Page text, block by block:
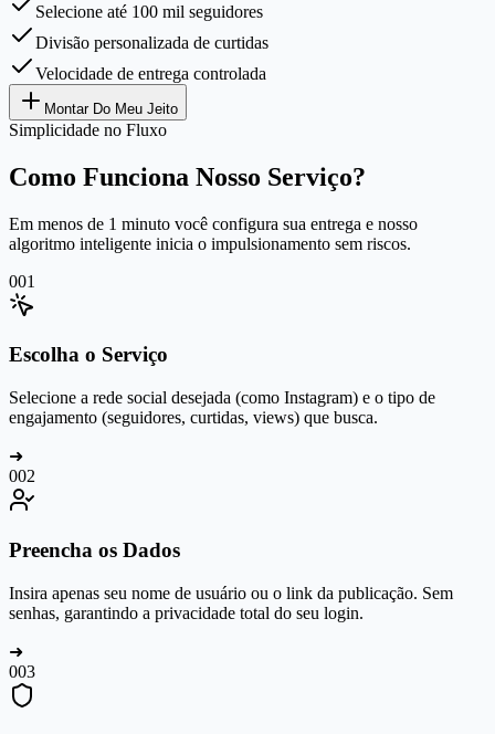
Selecione até 100 mil seguidores
Divisão personalizada de curtidas
Velocidade de entrega controlada
Montar Do Meu Jeito
Simplicidade no Fluxo
Como Funciona Nosso Serviço?
Em menos de 1 minuto você configura sua entrega e nosso
algoritmo inteligente inicia o impulsionamento sem riscos.
001
Escolha o Serviço
Selecione a rede social desejada (como Instagram) e o tipo de
engajamento (seguidores, curtidas, views) que busca.
➜
002
Preencha os Dados
Insira apenas seu nome de usuário ou o link da publicação. Sem
senhas, garantindo a privacidade total do seu login.
➜
003